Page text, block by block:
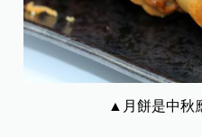
▲月餅是中秋